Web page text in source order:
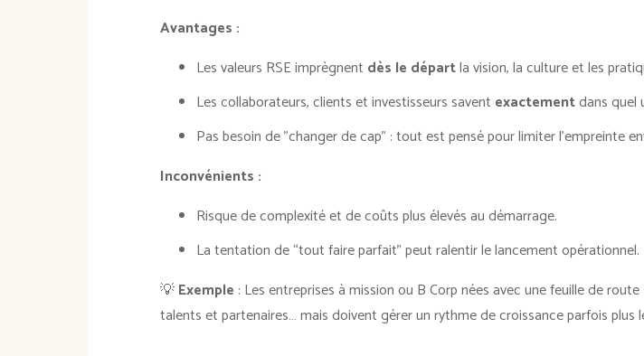
Avantages :
Les valeurs RSE imprègnent dès le départla vision, la culture et les
Les collaborateurs, clients et investisseurs savent exactementdans quel
Pas besoin de "changer de cap" : tout est pensé pour limiter l’empreinte
Inconvénients :
Risque de complexité et de coûts plus élevés au démarrage.
La tentation de “tout faire parfait” peut ralentir le lancement opérationnel.
💡Exemple : Les entreprises à mission ou B Corp nées avec une feuille de
talents et partenaires… mais doivent gérer un rythme de croissance parfois plus